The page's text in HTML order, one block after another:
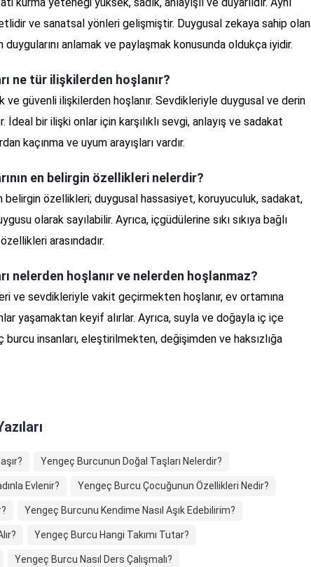
ve sanatsal yönleri gelişmiştir. Duygusal zekaya sahip olan
duygularını anlamak ve paylaşmak konusunda oldukça iyidir.
ne tür ilişkilerden hoşlanır?
ve güvenli ilişkilerden hoşlanır. Sevdikleriyle duygusal ve derin
bir ilişki onlar için karşılıklı sevgi, anlayış ve sadakat
kaçınma ve uyum arayışları vardır.
en belirgin özellikleri nelerdir?
belirgin özellikleri; duygusal hassasiyet, koruyuculuk, sadakat,
olarak sayılabilir. Ayrıca, içgüdülerine sıkı sıkıya bağlı
arasındadır.
nelerden hoşlanır ve nelerden hoşlanmaz?
ve sevdikleriyle vakit geçirmekten hoşlanır, ev ortamına
yaşamaktan keyif alırlar. Ayrıca, suyla ve doğayla iç içe
burcu insanları, eleştirilmekten, değişimden ve haksızlığa
Yengeç Burcunun Doğal Taşları Nelerdir?
Evlenir? Yengeç Burcu Çocuğunun Özellikleri Nedir?
Yengeç Burcunu Kendime Nasıl Aşık Edebilirim?
Yengeç Burcu Hangi Takımı Tutar?
Yengeç Burcu Nasıl Ders Çalışmalı?